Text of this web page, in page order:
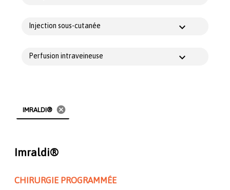
Injection sous-cutanée
Perfusion intraveineuse
IMRALDI® cancel
Imraldi®
CHIRURGIE PROGRAMMÉE